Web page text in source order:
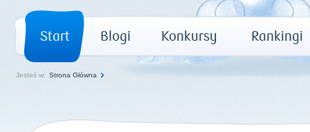
Start Blogi Konkursy Rankingi
Jesteś w: Strona Główna